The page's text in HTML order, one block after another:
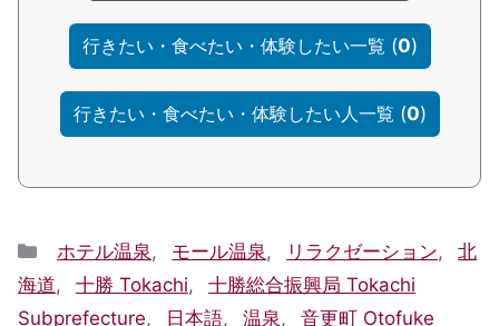
行きたい・食べたい・体験したい一覧 (0)
行きたい・食べたい・体験したい人一覧 (0)
Categories
ホテル温泉 , モール温泉 , リラクゼーション,
北
海道, 十勝 Tokachi,
十勝総合振興局 Tokachi
Subprefecture, 日本語, 温泉 , 音更町 Otofuke